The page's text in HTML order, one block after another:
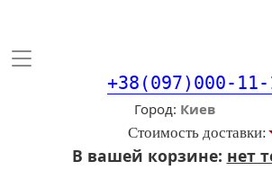
Toggle
+38(097)000-11-
Город
Стоимость доставки:
В вашей корзине: нет